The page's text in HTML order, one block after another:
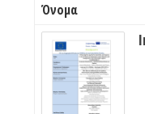
Όνομα